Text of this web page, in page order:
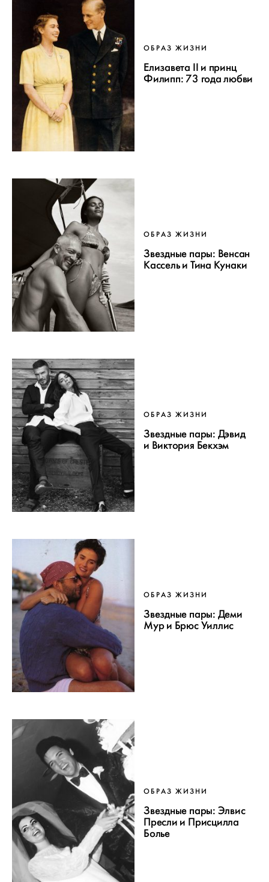
ОБРАЗ ЖИЗНИ
Елизавета II и принц
Филипп: 73 года любви
ОБРАЗ ЖИЗНИ
Звездные пары: Венсан
Кассель и Тина Кунаки
ОБРАЗ ЖИЗНИ
Звездные пары: Дэвид
и Виктория Бекхэм
ОБРАЗ ЖИЗНИ
Звездные пары: Деми
Мур и Брюс Уиллис
ОБРАЗ ЖИЗНИ
Звездные пары: Элвис
Пресли и Присцилла
Болье